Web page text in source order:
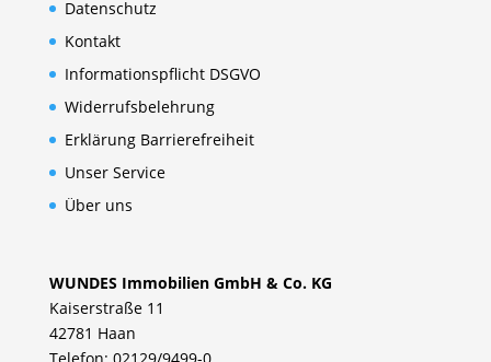
Datenschutz
Kontakt
Informationspflicht DSGVO
Widerrufsbelehrung
Erklärung Barrierefreiheit
Unser Service
Über uns
WUNDES Immobilien GmbH & Co. KG
Kaiserstraße 11
42781 Haan